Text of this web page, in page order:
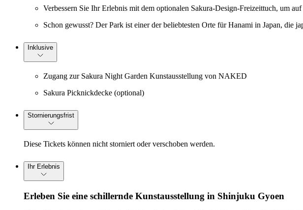
Verbessern Sie Ihr Erlebnis mit dem optionalen Sakura-Design-Freizeittuch, um
Schon gewusst? Der Park ist einer der beliebtesten Orte für Hanami in Japan, die
Inklusive
Zugang zur Sakura Night Garden Kunstausstellung von NAKED
Sakura Picknickdecke (optional)
Stornierungsfrist
Diese Tickets können nicht storniert oder verschoben werden.
Ihr Erlebnis
Erleben Sie eine schillernde Kunstausstellung in Shinjuku Gyoen